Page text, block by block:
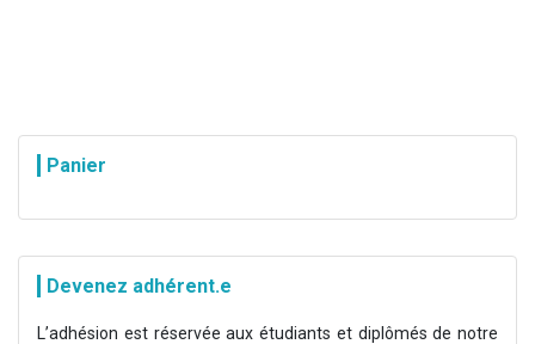
Panier
Devenez adhérent.e
L’adhésion est réservée aux étudiants et diplômés de notre